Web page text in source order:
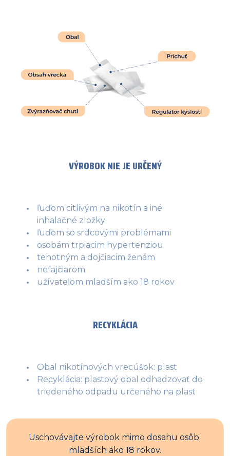
VÝROBOK NIE JE URČENÝ
ľuďom citlivým na nikotín a iné
inhalačné zložky
ľuďom so srdcovými problémami
osobám trpiacim hypertenziou
tehotným a dojčiacim ženám
nefajčiarom
užívateľom mladším ako 18 rokov
RECYKLÁCIA
Obal nikotínových vrecúšok: plast
Recyklácia: plastový obal odhadzovať do
triedeného odpadu určeného na plast
Uschovávajte výrobok mimo dosahu osôb
mladších ako 18 rokov.